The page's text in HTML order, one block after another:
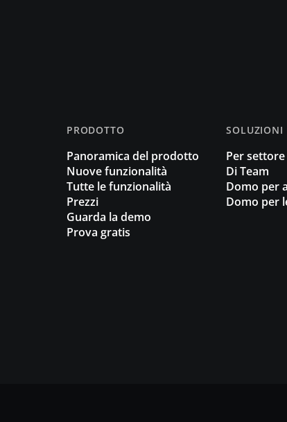
PRODOTTO
Panoramica del prodotto
Nuove funzionalità
Tutte le funzionalità
Prezzi
Guarda la demo
Prova gratis
SOLUZIONI
Per settore
Di Team
Domo per
Domo per